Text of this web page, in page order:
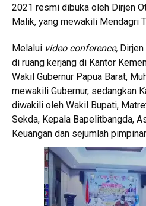
2021 resmi dibuka oleh Dirjen
Malik, yang mewakili Mendagri
Melalui video conference,
di ruang kerjang di Kantor
Wakil Gubernur Papua Barat,
mewakili Gubernur, sedangkan
diwakili oleh Wakil Bupati,
Sekda, Kepala Bapelitbangda,
Keuangan dan sejumlah